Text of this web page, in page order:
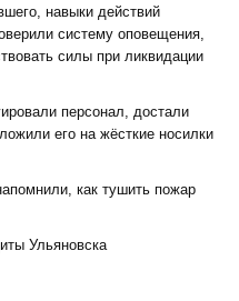
навыки действий
систему оповещения,
силы при ликвидации
персонал, достали
его на жёсткие носилки
как тушить пожар
Ульяновска